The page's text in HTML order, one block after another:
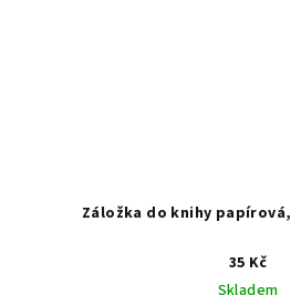
Záložka do knihy
35 Kč
Skladem